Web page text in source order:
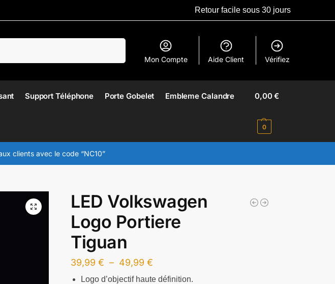
Retour facile sous 30 jours
Mon Compte Aide Client Vérifiez
Support Téléphone Porte Gobelet Embleme Calandre​ 0,00€
0
clients avec le code “NC10”
LED Volkswagen
Logo Portiere
Tiguan
39,99€ – 49,99€
Logo d’objectif haute définition.